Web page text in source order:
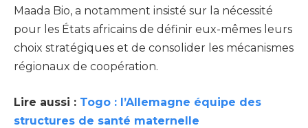
Maada Bio, a notamment insisté sur la nécessité
pour les États africains de définir eux-mêmes leurs
choix stratégiques et de consolider les mécanismes
régionaux de coopération.
Lire aussi : Togo : l’Allemagne équipe des
structures de santé maternelle